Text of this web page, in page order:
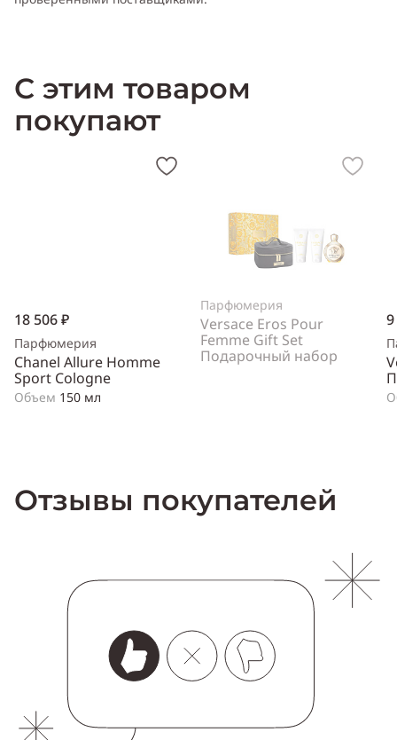
С этим товаром
покупают
18 506 ₽
Парфюмерия
Chanel Allure Homme
Sport Cologne
Объем 150 мл
Парфюмерия
Versace Eros Pour
Femme Gift Set
Подарочный набор
Отзывы покупателей